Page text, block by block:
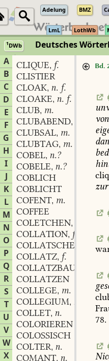
Adelung BMZ
LmL LothWb
1DWb Deutsches
A
B
C
D
E
F
G
H
I
J
K
L
M
N
O
P
Q
R
S
T
U
V
W
X
CLIQUE, f.
CLISTIER
CLOAK, n. f.
CLOAKE, n. f.
CLUB, m.
CLUBABEND,
CLUBSAL, m.
CLUBTAG, m.
COBEL, n.?
COBELE, n.?
COBLICH
COBLICHT
COFENT, m.
COFFEE
COLETCHEN,
COLLATION, f.
COLLATSCHE
COLLATZ, f.
COLLATZBAUCH
COLLATZEN
COLLEGE, m.
COLLEGIUM, n.
COLLET, n.
COLORIEREN
COLOSSISCH
COLTER, n.
COMANT, n.
Bd.
von
zur
78.